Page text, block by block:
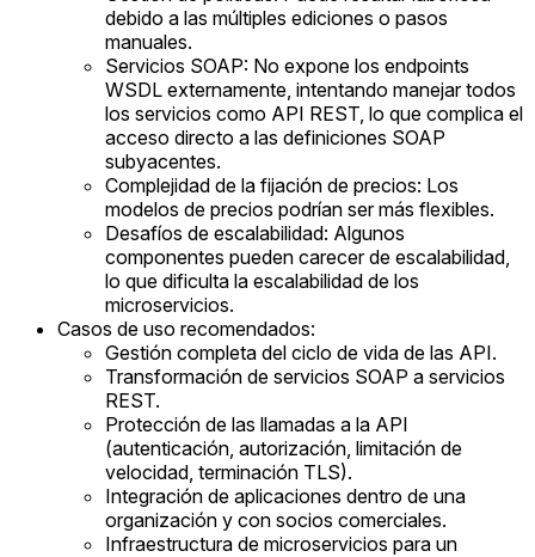
debido a las múltiples ediciones o pasos
manuales.
Servicios SOAP: No expone los endpoints
WSDL externamente, intentando manejar todos
los servicios como API REST, lo que complica el
acceso directo a las definiciones SOAP
subyacentes.
Complejidad de la fijación de precios: Los
modelos de precios podrían ser más flexibles.
Desafíos de escalabilidad: Algunos
componentes pueden carecer de escalabilidad,
lo que dificulta la escalabilidad de los
microservicios.
Casos de uso recomendados:
Gestión completa del ciclo de vida de las API.
Transformación de servicios SOAP a servicios
REST.
Protección de las llamadas a la API
(autenticación, autorización, limitación de
velocidad, terminación TLS).
Integración de aplicaciones dentro de una
organización y con socios comerciales.
Infraestructura de microservicios para un